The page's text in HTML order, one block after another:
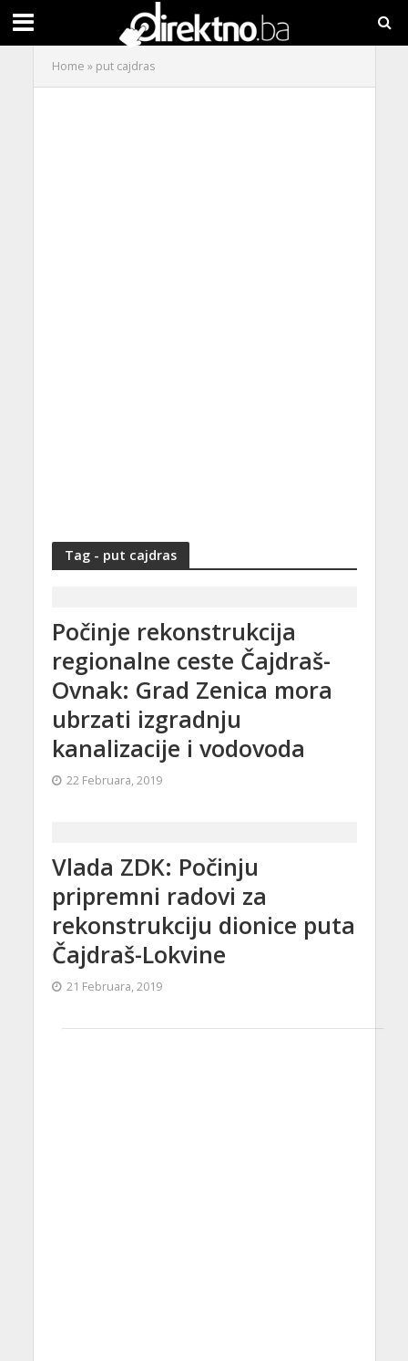
Home » put cajdras
Tag - put cajdras
Počinje rekonstrukcija
regionalne ceste Čajdraš-
Ovnak: Grad Zenica mora
ubrzati izgradnju
kanalizacije i vodovoda
22 Februara, 2019
Vlada ZDK: Počinju
pripremni radovi za
rekonstrukciju dionice puta
Čajdraš-Lokvine
21 Februara, 2019